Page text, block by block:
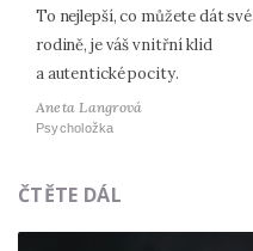
To nejlepší, co můžete dát své
rodině, je váš vnitřní klid
a autentické pocity.
Aneta Langrová
Psycholožka
ČTĚTE DÁL